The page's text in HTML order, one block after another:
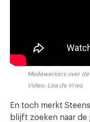
Medewerkers over
Video: Lisa de Vries
En toch merkt
blijft zoeken naar de